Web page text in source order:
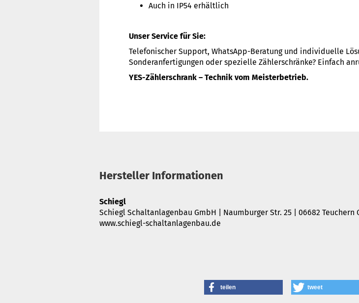
Auch in IP54 erhältlich
Unser Service für Sie:
Telefonischer Support, WhatsApp-Beratung und individuelle
Sonderanfertigungen oder spezielle Zählerschränke? Einfach
YES-Zählerschrank – Technik vom Meisterbetrieb.
Hersteller Informationen
Schiegl
Schiegl Schaltanlagenbau GmbH | Naumburger Str. 25 | 06682 Teuchern
www.schiegl-schaltanlagenbau.de
teilen tweet